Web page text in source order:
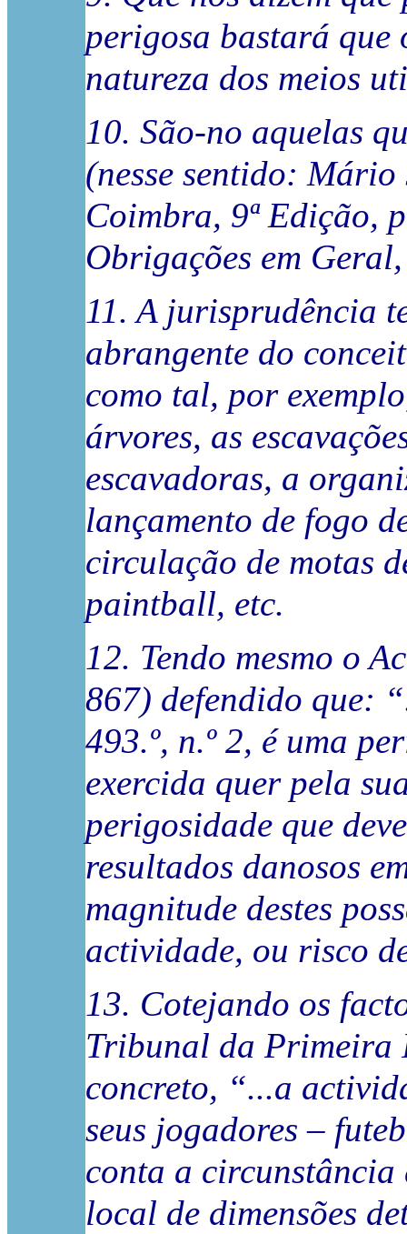
perigosa bastará que
natureza dos meios
10. São-no aquelas
(nesse sentido:
Coimbra, 9ª Edição,
Obrigações em
11. A jurisprudência
abrangente do
como tal, por
árvores, as
escavadoras, a
lançamento de fogo
circulação de motas
paintball, etc.
12. Tendo mesmo o
867) defendido que:
493.º, n.º 2, é uma
exercida quer pela
perigosidade que
resultados danosos
magnitude destes
actividade, ou risco
13. Cotejando os
Tribunal da Primeira
concreto, “...a
seus jogadores –
conta a circunstância
local de dimensões